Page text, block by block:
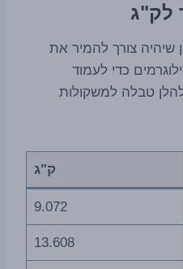
לק"ג
שיהיה צורך להמיר את
כדי לעמוד
טבלה למשקולות
ק"ג
9.072
13.608